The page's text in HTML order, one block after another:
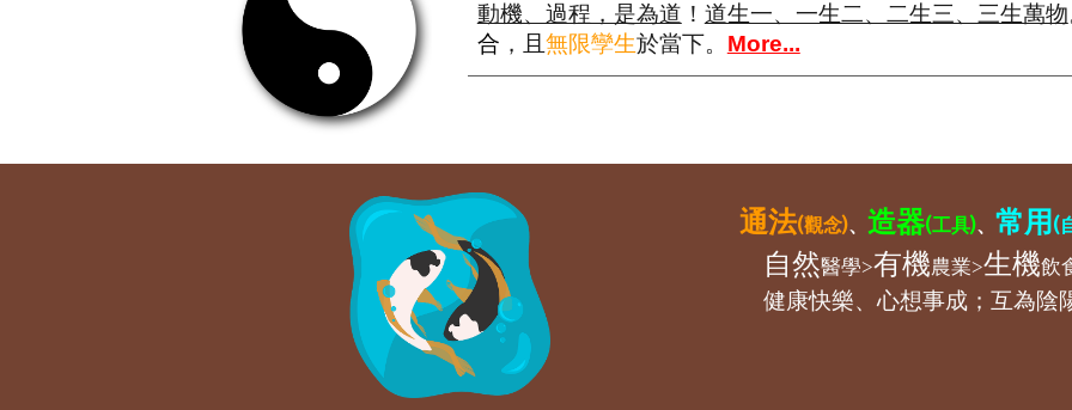
動機、過程，是為道 ！ 道生一、一生二、二生三、三生萬物
合 ，且 無限孿生於當下。 More...
通法(觀念)、造器(工具)、 常用 (
自然醫學>有機農業>生機飲
健康快樂、心想事成；互為陰